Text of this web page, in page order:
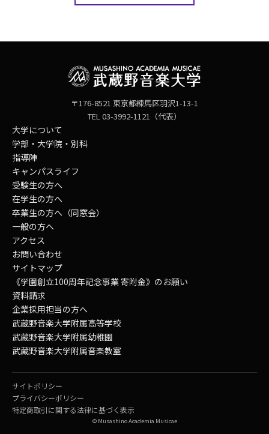
〒176-8521 東京都練馬区羽沢1-13-1
TEL 03-3992-1121（代表）
大学について
学部・大学院・別科
指導陣
キャンパスライフ
受験生の方へ
在学生の方へ
卒業生の方へ（同窓会）
一般の方へ
アクセス
お問い合わせ
サイトマップ
《学園創立100周年記念事業 寄附金》のお願い
資料請求
企業採用担当の方へ
武蔵野音楽大学附属高等学校
武蔵野音楽大学附属幼稚園
武蔵野音楽大学附属音楽教室
© Musashino Academia Musicae
サイトポリシー
プライバシーポリシー
特定商取引に関する法律に基づく表示